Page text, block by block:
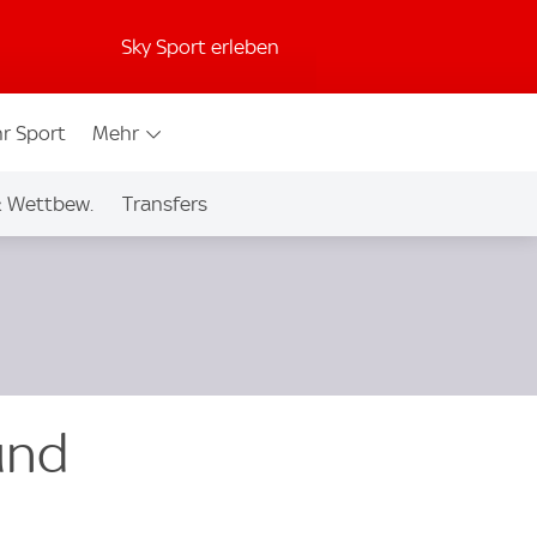
Sky Sport erleben
Sport Mehr
Wettbew. Transfers